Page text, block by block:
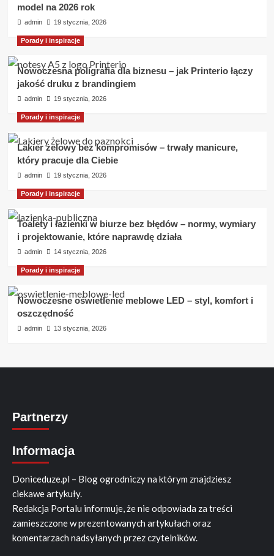
model na 2026 rok
admin 19 stycznia, 2026
Porady i inspiracje
Nowoczesna poligrafia dla biznesu – jak Printerio łączy
jakość druku z brandingiem
admin 19 stycznia, 2026
Porady i inspiracje
Lakier żelowy bez kompromisów – trwały manicure,
który pracuje dla Ciebie
admin 19 stycznia, 2026
Porady i inspiracje
Toalety i łazienki w biurze bez błędów – normy, wymiary
i projektowanie, które naprawdę działa
admin 14 stycznia, 2026
Porady i inspiracje
Nowoczesne oświetlenie meblowe LED – styl, komfort i
oszczędność
admin 13 stycznia, 2026
Partnerzy
Informacja
Doniceduze.pl – Blog ogrodniczy na którym znajdziesz
ciekawe artykuły.
Redakcja Portalu informuje, że nie odpowiada za treści
zamieszczone w prezentowanych artykułach oraz
komentarzach nadsyłanych przez czytelników.